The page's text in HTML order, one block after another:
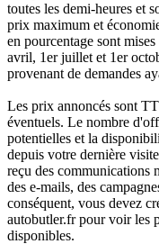
toutes les demi-heures et
prix maximum et
en pourcentage sont
avril, 1er juillet et 1er
provenant de demandes
Les prix annoncés sont
éventuels. Le nombre
potentielles et la
depuis votre dernière
reçu des communications
des e-mails, des
conséquent, vous devez
autobutler.fr pour voir les
disponibles.